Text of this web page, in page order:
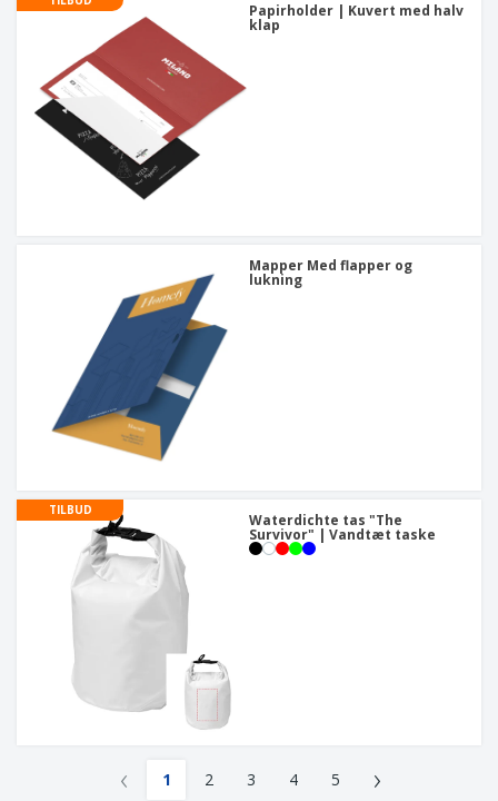
Papirholder | Kuvert med halv
klap
Mapper Med flapper og
lukning
TILBUD
Waterdichte tas "The
Survivor" | Vandtæt taske
‹ 1 2 3 4 5 ›